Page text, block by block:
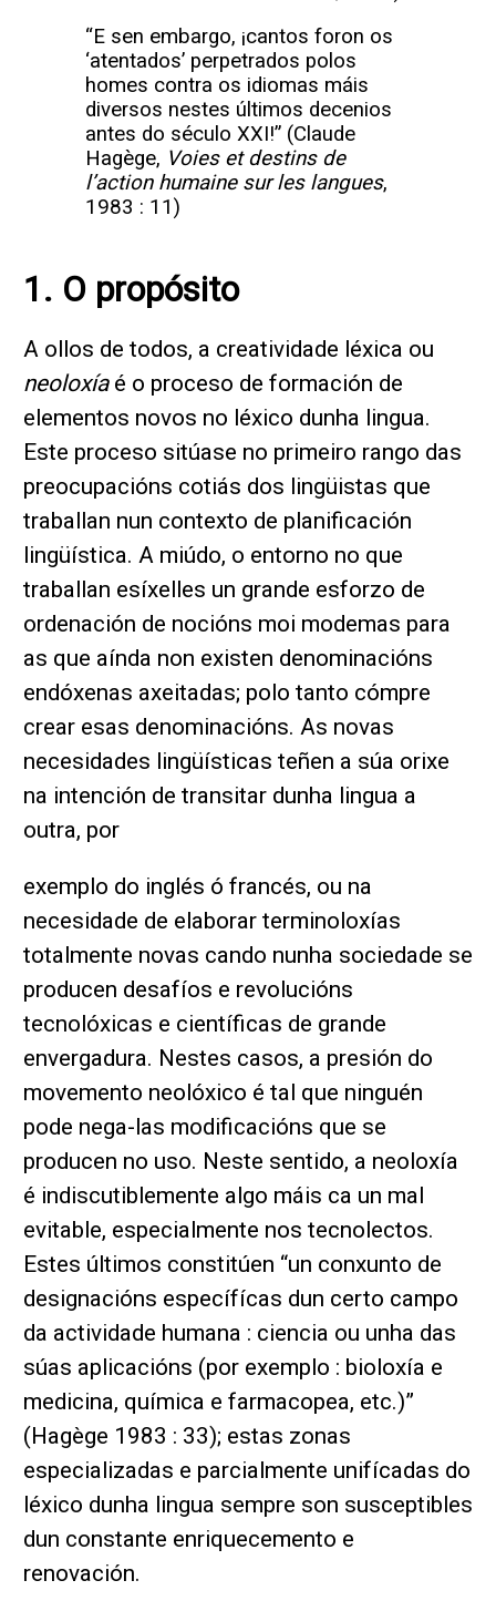
“E sen embargo, ¡cantos foron os
‘atentados’ perpetrados polos
homes contra os idiomas máis
diversos nestes últimos decenios
antes do século XXI!” (Claude
Hagège, Voies et destins de
l’action humaine sur les langues,
1983 : 11)
1. O propósito
A ollos de todos, a creatividade léxica ou
neoloxíaé o proceso de formación de
elementos novos no léxico dunha lingua.
Este proceso sitúase no primeiro rango das
preocupacións cotiás dos lingüistas que
traballan nun contexto de planificación
lingüística. A miúdo, o entorno no que
traballan esíxelles un grande esforzo de
ordenación de nocións moi modemas para
as que aínda non existen denominacións
endóxenas axeitadas; polo tanto cómpre
crear esas denominacións. As novas
necesidades lingüísticas teñen a súa orixe
na intención de transitar dunha lingua a
outra, por
exemplo do inglés ó francés, ou na
necesidade de elaborar terminoloxías
totalmente novas cando nunha sociedade se
producen desafíos e revolucións
tecnolóxicas e científicas de grande
envergadura. Nestes casos, a presión do
movemento neolóxico é tal que ninguén
pode nega-las modificacións que se
producen no uso. Neste sentido, a neoloxía
é indiscutiblemente algo máis ca un mal
evitable, especialmente nos tecnolectos.
Estes últimos constitúen “un conxunto de
designacións específícas dun certo campo
da actividade humana : ciencia ou unha das
súas aplicacións (por exemplo : bioloxía e
medicina, química e farmacopea, etc.)”
(Hagège 1983 : 33); estas zonas
especializadas e parcialmente unifícadas do
léxico dunha lingua sempre son susceptibles
dun constante enriquecemento e
renovación.